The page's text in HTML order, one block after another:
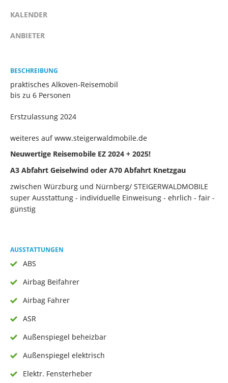
KALENDER
ANBIETER
BESCHREIBUNG
praktisches Alkoven-Reisemobil
bis zu 6 Personen
Erstzulassung 2024
weiteres auf www.steigerwaldmobile.de
Neuwertige Reisemobile EZ 2024 + 2025!
A3 Abfahrt Geiselwind oder A70 Abfahrt Knetzgau
zwischen Würzburg und Nürnberg/ STEIGERWALDMOBILE
super Ausstattung - individuelle Einweisung - ehrlich - fair -
günstig
AUSSTATTUNGEN
ABS
Airbag Beifahrer
Airbag Fahrer
ASR
Außenspiegel beheizbar
Außenspiegel elektrisch
Elektr. Fensterheber